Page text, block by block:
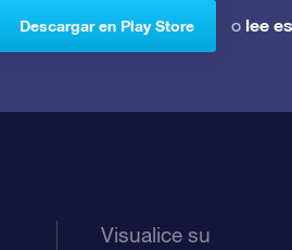
Descargar en Play Store o lee
Visualice su